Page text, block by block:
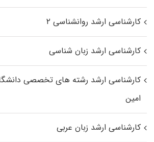
کارشناسی ارشد روانشناسی ۲
کارشناسی ارشد زبان شناسی
کارشناسی ارشد رﺷﺘﻪ ﻫﺎی تخصصی
اﻣﻴﻦ
کارشناسی ارشد زبان عربی